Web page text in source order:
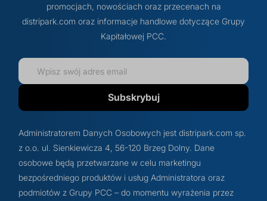
promocjach, nowościach oraz przecenach na
distripark.com oraz informacje handlowe dotyczące Grupy
Kapitałowej PCC.
Subskrybuj
Administratorem Danych Osobowych jest distripark.com sp.
z o.o. ul. Sienkiewicza 4, 56-120 Brzeg Dolny. Dane
osobowe będą przetwarzane w celu marketingu
bezpośredniego produktów i usług Administratora oraz
podmiotów z Grupy PCC – do momentu wyrażenia przez